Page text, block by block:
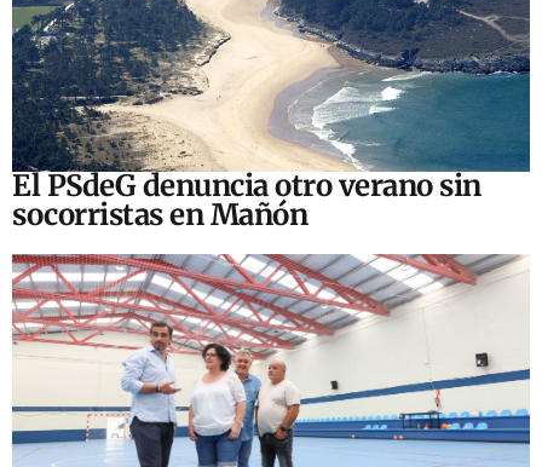
El PSdeG denuncia otro verano sin
socorristas en Mañón